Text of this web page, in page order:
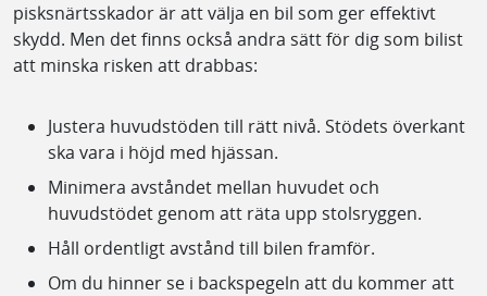
pisksnärtsskador är att välja en bil som ger effektivt
skydd. Men det finns också andra sätt för dig som bilist
att minska risken att drabbas:
Justera huvudstöden till rätt nivå. Stödets överkant
ska vara i höjd med hjässan.
Minimera avståndet mellan huvudet och
huvudstödet genom att räta upp stolsryggen.
Håll ordentligt avstånd till bilen framför.
Om du hinner se i backspegeln att du kommer att